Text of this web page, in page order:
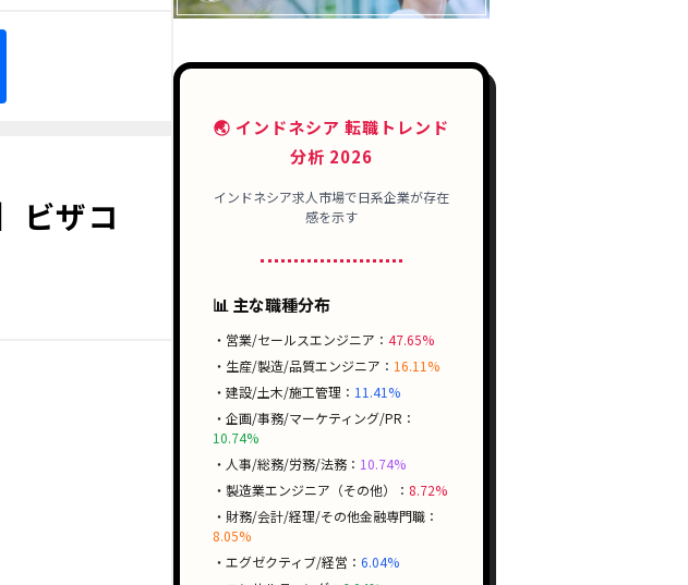
🌏 インドネシア 転職トレンド
分析 2026
インドネシア求人市場で日系企業が存在
感を示す
📊 主な職種分布
・営業/セールスエンジニア： 47.65%
・生産/製造/品質エンジニア： 16.11%
・建設/土木/施工管理： 11.41%
・企画/事務/マーケティング/PR：
10.74%
・人事/総務/労務/法務： 10.74%
・製造業エンジニア（その他）： 8.72%
・財務/会計/経理/その他金融専門職：
8.05%
・エグゼクティブ/経営： 6.04%
ビザコ